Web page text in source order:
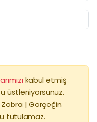
kabul etmiş
üstleniyorsunuz.
| Gerçeğin
tutulamaz.